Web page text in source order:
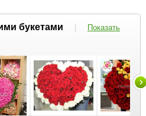
букетами |
Показать